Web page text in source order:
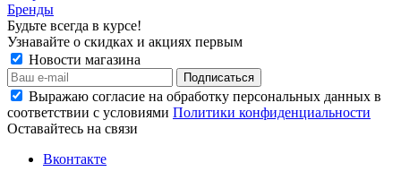
Бренды
Будьте всегда в курсе!
Узнавайте о скидках и акциях первым
Новости магазина
Выражаю согласие на обработку персональных данных в
соответствии с условиями Политики конфиденциальности
Оставайтесь на связи
Вконтакте